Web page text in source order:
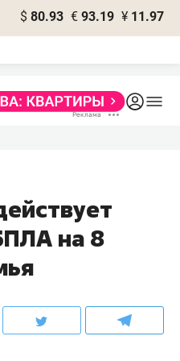
$ 80.93 € 93.19 ¥ 11.97
на 8